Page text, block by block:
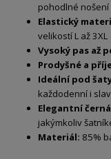
pohodlné nošení
Elastický
velikostí L až3XL
Vysoký pas až
Prodyšné a
Ideálnípod
každodenní i
Elegantníčerná
jakýmkoliv
Materiál: 85%